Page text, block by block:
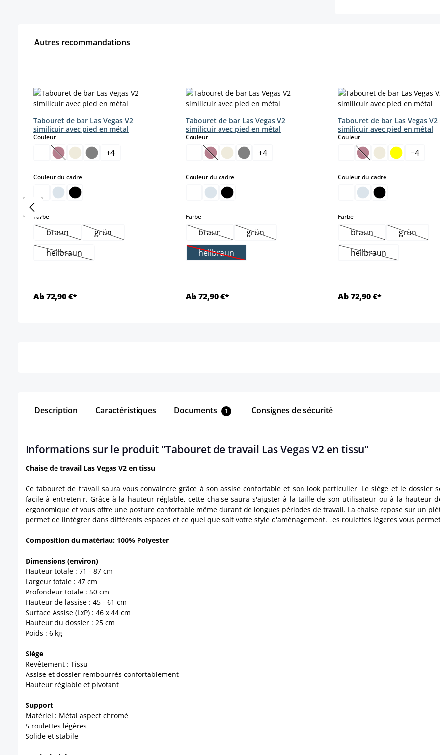
Autres recommandations
Tabouret de bar Las Vegas V2
similicuir avec pied en métal
Couleurselect
(Cette option n'est pas disponible pour le moment.)
+4
Couleur du cadreselect
Farbeselect
braun(Cette option n'est pas disponible pour le moment.)
grün(Cette option n'est pas disponible pour le moment.)
hellbraun(Cette option n'est pas disponible pour le moment.)
Ab 72,90 €*
Tabouret de bar Las Vegas V2
similicuir avec pied en métal
Couleurselect
(Cette option n'est pas disponible pour le moment.)
+4
Couleur du cadreselect
Farbeselect
braun(Cette option n'est pas disponible pour le moment.)
grün(Cette option n'est pas disponible pour le moment.)
hellbraun(Cette option n'est pas disponible pour le moment.)
Ab 72,90 €*
Tabouret de bar Las Vegas V2
similicuir avec pied en métal
Couleurselect
(Cette option n'est
+4
Couleur du cadreselect
Farbeselect
braun(Cette option n'est pas
grün(Cette
hellbraun(Cette option n'est
Ab 72,90 €*
Description Caractéristiques Documents 1 Consignes de sécurité
Informations sur le produit "Tabouret de travail Las Vegas V2 en tissu"
Chaise de travail Las Vegas V2 en tissu
Ce tabouret de travail saura vous convaincre grâce à son assise confortable et son look particulier. Le siège et le
facile à entretenir. Grâce à la hauteur réglable, cette chaise saura s'ajuster à la taille de son utilisateur ou à la hauteur
ergonomique et vous offre une posture confortable même durant de longues périodes de travail. La chaise repose sur un
permet de lintégrer dans différents espaces et ce quel que soit votre style d'aménagement. Les roulettes légères vous
Composition du matériau: 100% Polyester
Dimensions (environ)
Hauteur totale : 71 - 87 cm
Largeur totale : 47 cm
Profondeur totale : 50 cm
Hauteur de lassise : 45 - 61 cm
Surface Assise (LxP) : 46 x 44 cm
Hauteur du dossier : 25 cm
Poids : 6 kg
Siège
Revêtement : Tissu
Assise et dossier rembourrés confortablement
Hauteur réglable et pivotant
Support
Matériel : Métal aspect chromé
5 roulettes légères
Solide et stabile